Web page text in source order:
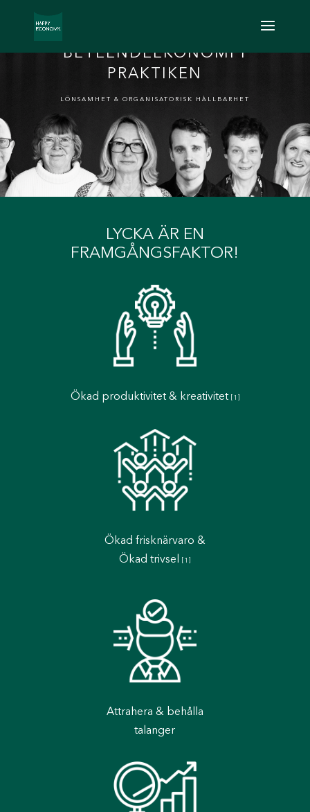
BETEENDEEKONOMI I
PRAKTIKEN
LÖNSAMHET & ORGANISATORISK HÅLLBARHET
LYCKA ÄR EN
FRAMGÅNGSFAKTOR!
Ökad produktivitet & kreativitet [1]
Ökad frisknärvaro &
Ökad trivsel [1]
Attrahera & behålla
talanger